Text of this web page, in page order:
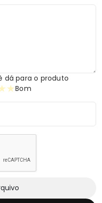
dá para o produto
★Bom